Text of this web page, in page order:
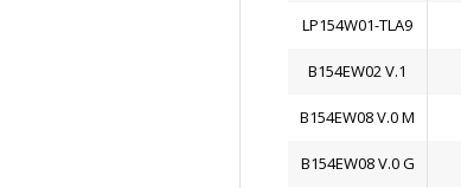
LP154W01-TLA9
B154EW02 V.1
B154EW08 V.0 M
B154EW08 V.0 G